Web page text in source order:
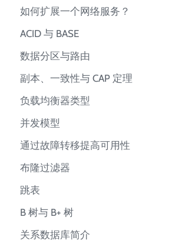
如何扩展一个网络服务？
ACID 与 BASE
数据分区与路由
副本、一致性与 CAP 定理
负载均衡器类型
并发模型
通过故障转移提高可用性
布隆过滤器
跳表
B 树与 B+ 树
关系数据库简介